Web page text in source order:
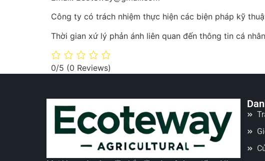
Công ty có trách nhiệm thực hiện các biện pháp kỹ
Thời gian xứ lý phản ánh liên quan đến thông tin cá
0/5 (0 Reviews)